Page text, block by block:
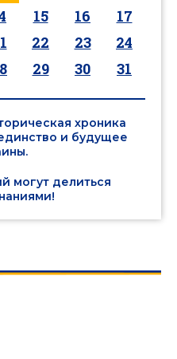
15 16
17
22 23
24
29 30 31
хроника
и будущее
могут делиться